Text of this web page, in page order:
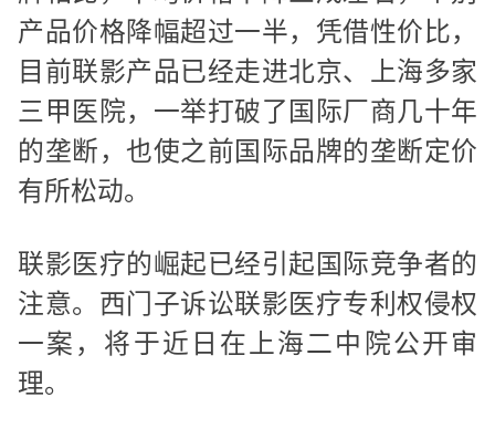
产品价格降幅超过一半，凭借性价比，
目前联影产品已经走进北京、上海多家
三甲医院，一举打破了国际厂商几十年
的垄断，也使之前国际品牌的垄断定价
有所松动。
联影医疗的崛起已经引起国际竞争者的
注意。西门子诉讼联影医疗专利权侵权
一案，将于近日在上海二中院公开审
理。